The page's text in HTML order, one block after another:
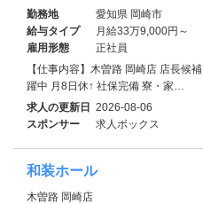
勤務地
愛知県 岡崎市
給与タイプ
月給33万9,000円～
雇用形態
正社員
【仕事内容】木曽路 岡崎店 店長候
躍中 月8日休↑ 社保完備 寮・家…
求人の更新日 2026-08-06
スポンサー
求人ボックス
和装ホール
木曽路 岡崎店